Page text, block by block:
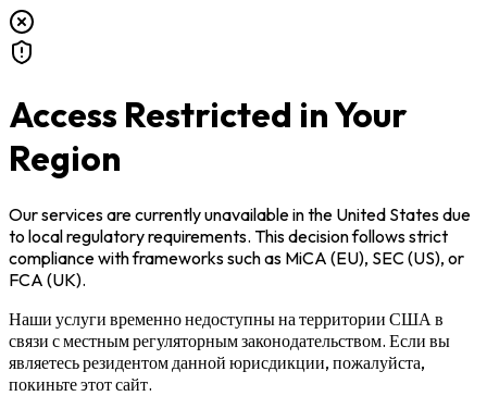
Access Restricted in Your
Region
Our services are currently unavailable inthe United Statesdue
to local regulatory requirements. This decision follows strict
compliance with frameworks such as MiCA (EU), SEC (US), or
FCA (UK).
Наши услуги временно недоступны на территории США в
связи с местным регуляторным законодательством. Если вы
являетесь резидентом данной юрисдикции, пожалуйста,
покиньте этот сайт.